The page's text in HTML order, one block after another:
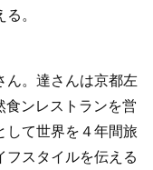
。
。達さんは京都左
ンレストランを営
して世界を４年間旅
フスタイルを伝える